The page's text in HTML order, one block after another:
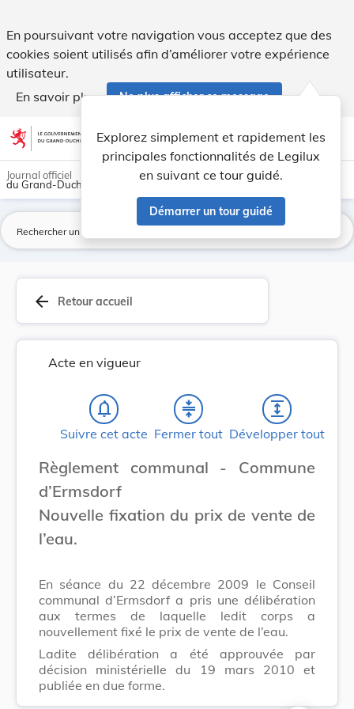
En poursuivant votre navigation vous acceptez que des
cookies soient utilisés afin d’améliorer votre expérience
utilisateur.
En savoir plus
Ne plus afficher ce message
Aller au contenu account_circle help Aide
Explorez simplement et rapidement les
principales fonctionnalités de Legilux
en suivant ce tour guidé.
Démarrer un tour guidé
light_mode dark_mode
Journal officiel
du Grand-Duché de Luxembourg
arrow_back Retour accueil
Acte en vigueur
notifications_none
Suivre cet acte
compress
Fermer tout
expand
Développer tout
Règlement communal - Commune
d’Ermsdorf
Nouvelle fixation du prix de vente de
l’eau.
En séance du 22 décembre 2009 le Conseil
communal d’Ermsdorf a pris une délibération
aux termes de laquelle ledit corps a
nouvellement fixé le prix de vente de l’eau.
Ladite délibération a été approuvée par
décision ministérielle du 19 mars 2010 et
publiée en due forme.